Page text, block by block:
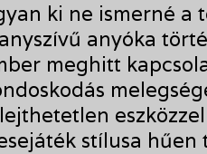
ki ne ismerné a
anyóka
meghitt
stílusa